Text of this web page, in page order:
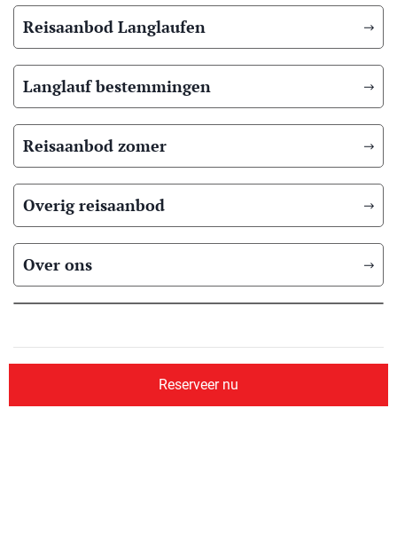
Reserveer nu
Reisaanbod Langlaufen
Langlauf bestemmingen
Reisaanbod zomer
Overig reisaanbod
Over ons
© 2026 Scandic Booking
Algemene voorwaarden
Privacyverklaring